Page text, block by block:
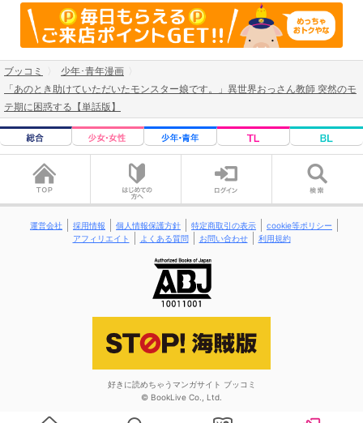
ブッコミ
少年･青年漫画
「あのとき助けていただいたモンスター娘です。」異世界おっさん教師 突然のモ
テ期に困惑する【単話版】
運営会社 採用情報 個人情報保護方針 特定商取引の表示
cookie等ポリシー
アフィリエイト
よくある質問 お問い合わせ 利用規約
好きに読めちゃうマンガサイト ブッコミ
© BookLive Co., Ltd.